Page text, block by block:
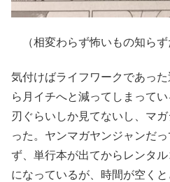
（相変わらず怖いもの知らず
気付けばライフワークであっ
ら月イチへと減ってしまって
刃ぐらいしか見てないし、マ
った。ヤンマガヤンジャンだ
ず、単行本が出てからレンタ
になっているが、時間が空く